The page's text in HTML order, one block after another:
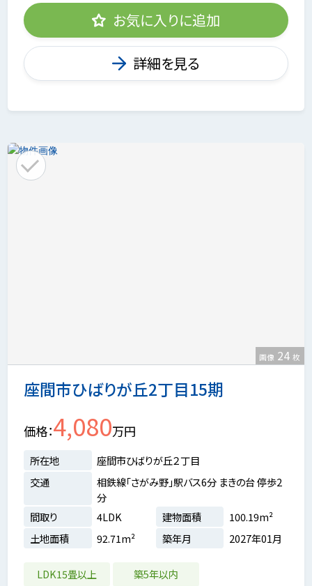
お気に入りに追加
詳細を見る
座間市ひばりが丘2丁目15期
画像 24 枚
価格 4,080万円
所在地
座間市ひばりが丘２丁目
交通
相鉄線「さがみ野」駅バス6分 まきの台 停歩2
分
間取り
4LDK 建物面積
100.19m²
土地面積
92.71m² 築年月 2027年01月
LDK15畳以上 築5年以内